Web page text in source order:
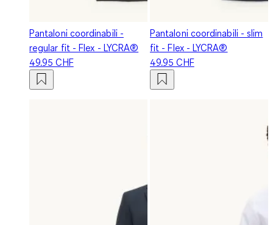
Pantaloni coordinabili -
regular fit - Flex - LYCRA®
49.95 CHF
Pantaloni coordinabili - slim
fit - Flex - LYCRA®
49.95 CHF